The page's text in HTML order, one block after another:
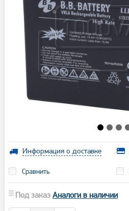
Информация о доставке
Сравнить
Под заказ Аналоги в наличии